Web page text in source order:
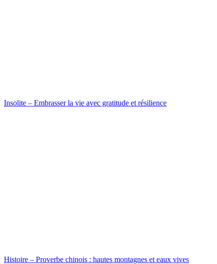
Insolite – Embrasser la vie avec gratitude et résilience
Histoire – Proverbe chinois : hautes montagnes et eaux vives